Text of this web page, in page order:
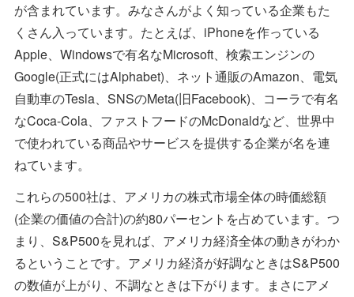
が含まれています。みなさんがよく知っている企業もた
くさん入っています。たとえば、iPhoneを作っている
Apple、Windowsで有名なMicrosoft、検索エンジンの
Google(正式にはAlphabet)、ネット通販のAmazon、電気
自動車のTesla、SNSのMeta(旧Facebook)、コーラで有名
なCoca-Cola、ファストフードのMcDonaldなど、世界中
で使われている商品やサービスを提供する企業が名を連
ねています。
これらの500社は、アメリカの株式市場全体の時価総額
(企業の価値の合計)の約80パーセントを占めています。つ
まり、S&P500を見れば、アメリカ経済全体の動きがわか
るということです。アメリカ経済が好調なときはS&P500
の数値が上がり、不調なときは下がります。まさにアメ